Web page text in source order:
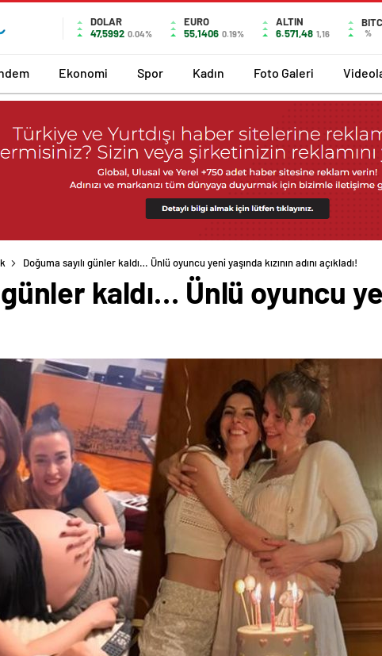
DOLAR
47,5992 0.04%
EURO
55,1406 0.19%
ALTIN
6.571,48 1,16 %
Ekonomi Spor Kadın Foto Galeri
Doğuma sayılı günler kaldı… Ünlü oyuncu yeni yaşında kızının adını açıkladı!
kaldı… Ünlü oyuncu